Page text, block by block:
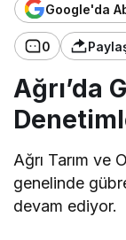
Google'da
0
Ağrı’da
Ağrı Tarım ve
genelinde
devam ediyor.